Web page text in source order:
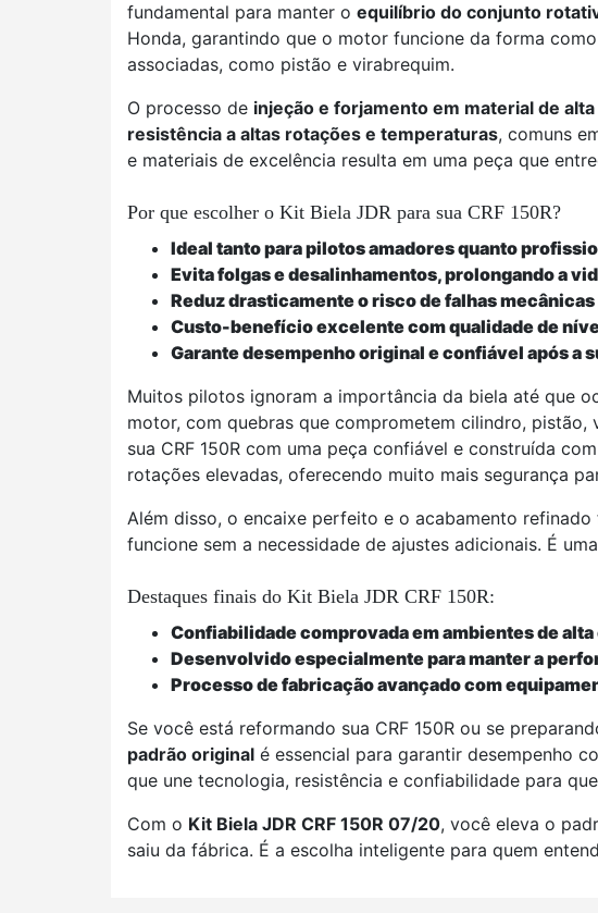
fundamental para manter o equilíbrio do conjunto
Honda, garantindo que o motor funcione da forma
associadas, como pistão e virabrequim.
O processo de injeção e forjamento em material de
resistência a altas rotações e temperaturas, comuns
e materiais de excelência resulta em uma peça que
Por que escolher o Kit Biela JDR para sua CRF 150R?
Ideal tanto para pilotos amadores quanto
Evita folgas e desalinhamentos, prolongando a
Reduz drasticamente o risco de falhas
Custo-benefício excelente com qualidade de
Garante desempenho original e confiável após a
Muitos pilotos ignoram a importância da biela até que
motor, com quebras que comprometem cilindro,
sua CRF 150R com uma peça confiável e construída
rotações elevadas, oferecendo muito mais segurança
Além disso, o encaixe perfeito e o acabamento
funcione sem a necessidade de ajustes adicionais. É
Destaques finais do Kit Biela JDR CRF 150R:
Confiabilidade comprovada em ambientes de
Desenvolvido especialmente para manter a
Processo de fabricação avançado com
Se você está reformando sua CRF 150R ou se
padrão original é essencial para garantir desempenho
que une tecnologia, resistência e confiabilidade para
Com o Kit Biela JDR CRF 150R 07/20, você eleva o
saiu da fábrica. É a escolha inteligente para quem